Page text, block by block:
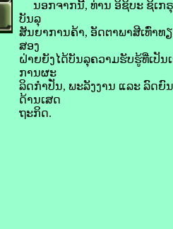
ນອກຈາກ​ນີ້, ທ່ານ ອິ​ຊິ​ບະ ຊິ​ເກ​ຣຸ
ບັນລຸ​
ສັນຍາ​ການ​ຄ້າ, ອັດຕາ​ພາສີ​ເທົ່າ​ທ
ສອງ​
ຝ່າຍ​ຍັງ​ໄດ້​ບັນລຸ​ຄວາມ​ຮັບ​ຮູ້​ທີ່​ເປັນ​
ການ​ຜະ
ລິດ​ກຳປັ່ນ, ພະລັງງານ ແລະ ລົດ
ດ້ານ​ເສດ
ຖະກິດ.